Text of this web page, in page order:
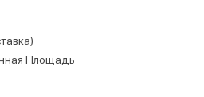
Площадь